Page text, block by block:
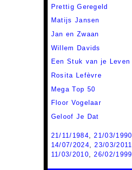
Prettig Geregeld
Matijs Jansen
Jan en Zwaan
Willem Davids
Een Stuk van je Leven
Rosita Lefèvre
Mega Top 50
Floor Vogelaar
Geloof Je Dat
21/11/1984,21/03/1990
14/07/2024,23/03/2011
11/03/2010,26/02/1999